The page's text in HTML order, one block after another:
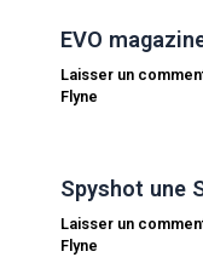
EVO
Laisser un
Flyne
Spyshot une
Laisser un
Flyne